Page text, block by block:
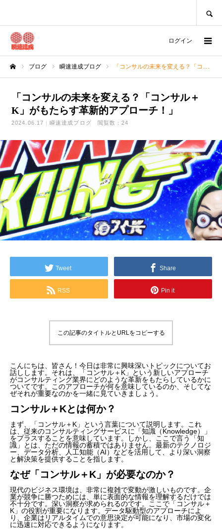
ログイン
ブログ 瞬速達成ブログ 「コンサルの未来を変える？「コンサル＋K」がもたらす革新的アプローチ！」
「コンサルの未来を変える？「コンサル＋
K」がもたらす革新的アプローチ！」
2024.06.17 瞬速達成ブログ 閲覧数：24
Tweet Share
RSS Pin it
この記事のタイトルとURLをコピーする
こんにちは、皆さん！今日は非常に興味深いトピックについてお
話しします。それは、「コンサル＋K」という新しいアプローチ
がコンサルティング業界にどのような革新をもたらしているかに
ついてです。このアプローチが何を意味しているのか、そしてな
ぜそれが重要なのかを一緒に見ていきましょう。
コンサル＋Kとは何か？
まず、「コンサル＋K」という言葉について説明します。これ
は、従来のコンサルティングサービスに「知識（Knowledge）」
をプラスすることを意味しています。しかし、ここで言う「知
識」とは、ただの情報の蓄積ではありません。最新のテクノロジ
ー、データ分析、人工知能（AI）などを活用して、より深い洞察
と解決策を提供することを指します。
なぜ「コンサル＋K」が必要なのか？
現代のビジネス環境は、非常に複雑で変動が激しいものです。企
業が競争に勝つためには、単に表面的な情報を理解するだけでは
不十分です。深い洞察が求められるのです。ここで「コンサル＋
K」の役割が重要になります。データ駆動型のアプローチによ
り、企業はリアルタイムでの意思決定が可能になり、市場の変化
に迅速に対応できるようになります。